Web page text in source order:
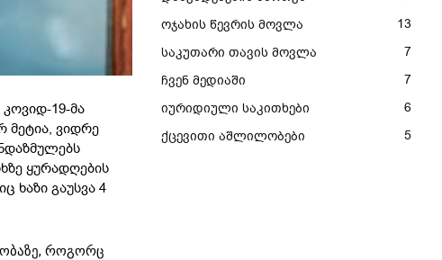
კოვიდ-19-მა
მეტია, ვიდრე
ყურადღების
ხაზი გაუსვა 4
როგორც
ოჯახის წევრის მოვლა
13
საკუთარი თავის მოვლა
7
ჩვენ მედიაში
7
იურიდიული საკითხები
6
ქცევითი აშლილობები
5